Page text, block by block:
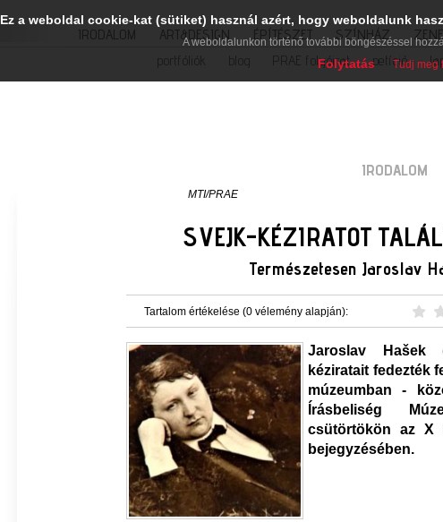
IRODALOM ART&DESIGN ÉPÍTÉSZET SZÍNHÁZ ZENE
portfóliók
PRAE folyóirat petíció
IRODALOM
MTI/PRAE
SVEJK-KÉZIRATOT
Természetesen Jaroslav
Tartalom értékelése (0 vélemény alapján):
Jaroslav Hašek
kéziratait fedezték
múzeumban -
Írásbeliség
csütörtökön az X
bejegyzésében.
Ez a weboldal cookie-kat (sütiket) használ azért, hogy weboldalunk
A weboldalunkon történő további böngészéssel
Folytatás Tudj meg